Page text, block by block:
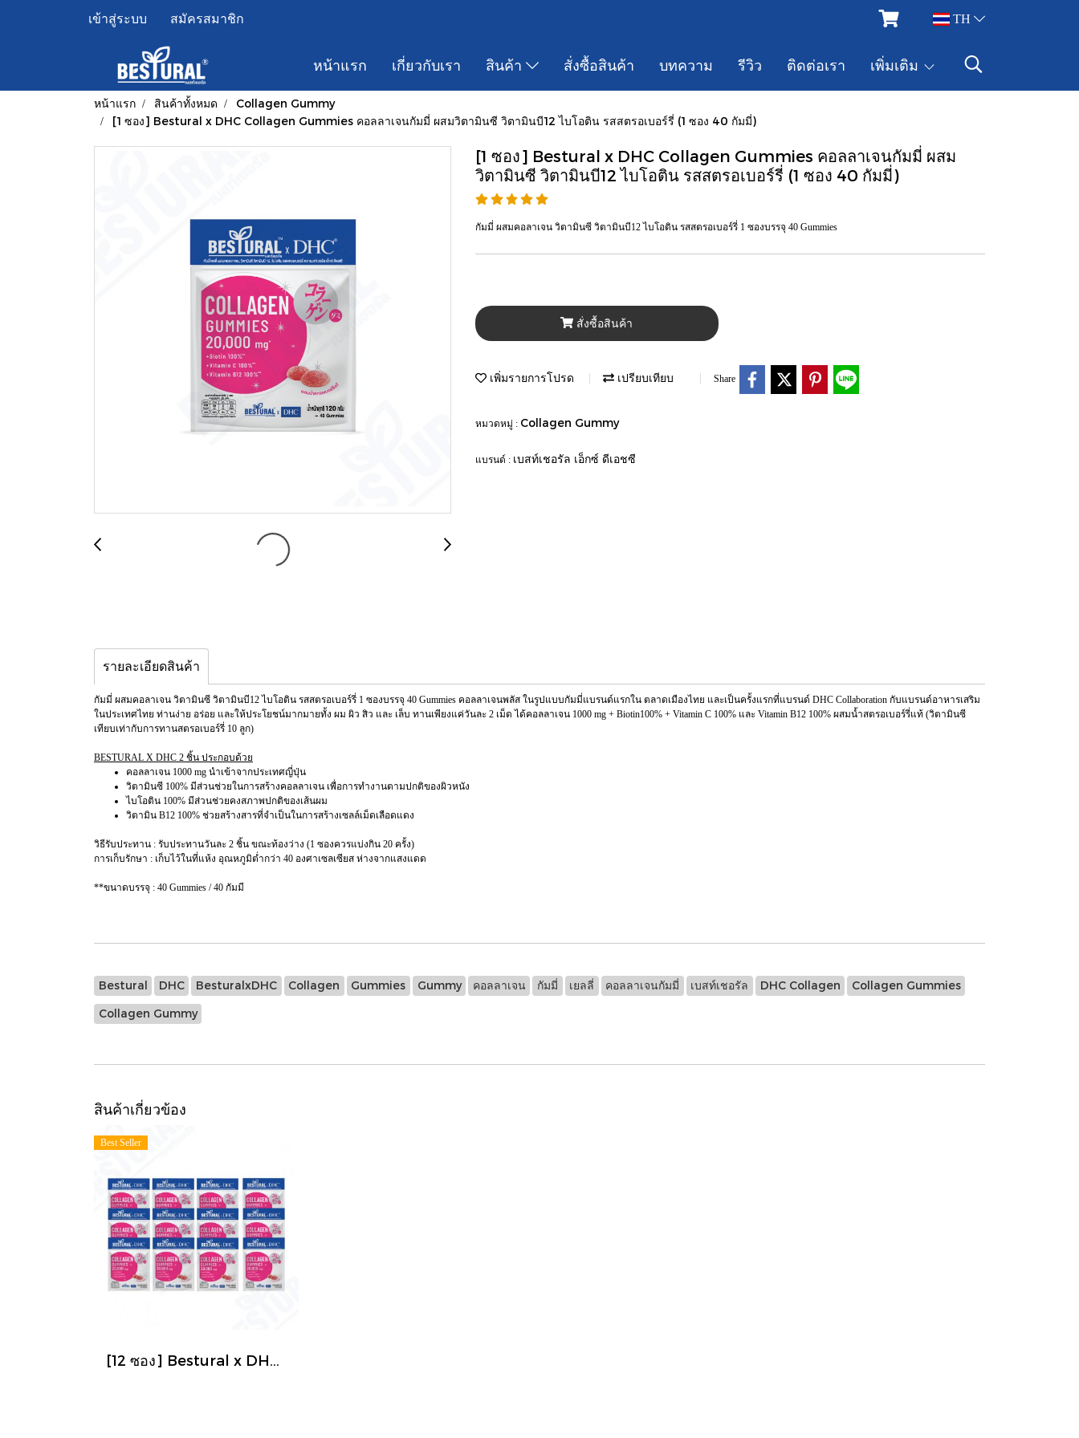
เข้าสู่ระบบ สมัครสมาชิก TH
หน้าแรก เกี่ยวกับเรา สินค้า สั่งซื้อสินค้า บทความ รีวิว ติดต่อเรา เพิ่มเติม
หน้าแรก สินค้าทั้งหมด
Collagen Gummy
[1 ซอง] Bestural x DHC Collagen Gummies คอลลาเจนกัมมี่ ผสมวิตามินซี วิตามินบี12 ไบโอติน รสสตรอเบอร์รี่ (1 ซอง 40 กัมมี่)
[1 ซอง] Bestural x DHC Collagen Gummies คอลลาเจนกัมมี่ ผสม
วิตามินซี วิตามินบี12 ไบโอติน รสสตรอเบอร์รี่ (1 ซอง 40 กัมมี่)
กัมมี่ ผสมคอลาเจน วิตามินซี วิตามินบี12 ไบโอติน รสสตรอเบอร์รี่ 1 ซองบรรจุ 40 Gummies
สั่งซื้อสินค้า
เพิ่มรายการโปรด เปรียบเทียบ Share
หมวดหมู่ : Collagen Gummy
แบรนด์ : เบสท์เชอรัล เอ็กซ์ ดีเอชซี
รายละเอียดสินค้า
กัมมี่ ผสมคอลาเจน วิตามินซี วิตามินบี12 ไบโอติน รสสตรอเบอร์รี่ 1 ซองบรรจุ 40 Gummies คอลลาเจนพลัส ในรูปแบบกัมมี่แบรนด์แรกใน ตลาดเมืองไทย และเป็นครั้งแรกที่แบรนด์ DHC Collaboration กับแบรนด์อาหารเสริม
ในประเทศไทย ท่านง่าย อร่อย และให้ประโยชน์มากมายทั้ง ผม ผิว สิว และ เล็บ ทานเพียงแค่วันละ 2 เม็ด ได้คอลลาเจน 1000 mg + Biotin100% + Vitamin C 100% และ Vitamin B12 100% ผสมน้ำสตรอเบอร์รี่แท้ (วิตามินซี
เทียบเท่ากับการทานสตรอเบอร์รี่ 10 ลูก)
BESTURAL X DHC 2 ชิ้น ประกอบด้วย
คอลลาเจน 1000 mg นำเข้าจากประเทศญี่ปุ่น
วิตามินซี 100% มีส่วนช่วยในการสร้างคอลลาเจน เพื่อการทำงานตามปกติของผิวหนัง
ไบโอติน 100% มีส่วนช่วยคงสภาพปกติของเส้นผม
วิตามิน B12 100% ช่วยสร้างสารที่จำเป็นในการสร้างเซลล์เม็ดเลือดแดง
วิธีรับประทาน : รับประทานวันละ 2 ชิ้น ขณะท้องว่าง (1 ซองควรแบ่งกิน 20 ครั้ง)
การเก็บรักษา : เก็บไว้ในที่แห้ง อุณหภูมิต่ำกว่า 40 องศาเซลเซียส ห่างจากแสงแดด
**ขนาดบรรจุ : 40 Gummies / 40 กัมมี
Bestural DHC BesturalxDHC Collagen Gummies Gummy คอลลาเจน กัมมี่ เยลลี่ คอลลาเจนกัมมี่ เบสท์เชอรัล DHC Collagen Collagen Gummies
Collagen Gummy
สินค้าเกี่ยวข้อง
Best Seller